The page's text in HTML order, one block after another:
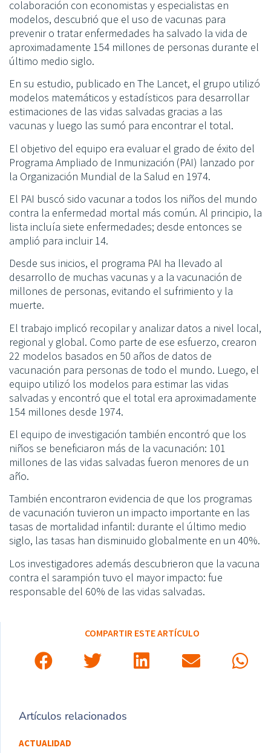
colaboración con economistas y especialistas en
modelos, descubrió que el uso de vacunas para
prevenir o tratar enfermedades ha salvado la vida de
aproximadamente 154 millones de personas durante el
último medio siglo.
En su estudio, publicado en The Lancet, el grupo utilizó
modelos matemáticos y estadísticos para desarrollar
estimaciones de las vidas salvadas gracias a las
vacunas y luego las sumó para encontrar el total.
El objetivo del equipo era evaluar el grado de éxito del
Programa Ampliado de Inmunización (PAI) lanzado por
la Organización Mundial de la Salud en 1974.
El PAI buscó sido vacunar a todos los niños del mundo
contra la enfermedad mortal más común. Al principio, la
lista incluía siete enfermedades; desde entonces se
amplió para incluir 14.
Desde sus inicios, el programa PAI ha llevado al
desarrollo de muchas vacunas y a la vacunación de
millones de personas, evitando el sufrimiento y la
muerte.
El trabajo implicó recopilar y analizar datos a nivel local,
regional y global. Como parte de ese esfuerzo, crearon
22 modelos basados en 50 años de datos de
vacunación para personas de todo el mundo. Luego, el
equipo utilizó los modelos para estimar las vidas
salvadas y encontró que el total era aproximadamente
154 millones desde 1974.
El equipo de investigación también encontró que los
niños se beneficiaron más de la vacunación: 101
millones de las vidas salvadas fueron menores de un
año.
También encontraron evidencia de que los programas
de vacunación tuvieron un impacto importante en las
tasas de mortalidad infantil: durante el último medio
siglo, las tasas han disminuido globalmente en un 40%.
Los investigadores además descubrieron que la vacuna
contra el sarampión tuvo el mayor impacto: fue
responsable del 60% de las vidas salvadas.
COMPARTIR ESTE ARTÍCULO
Artículos relacionados
ACTUALIDAD